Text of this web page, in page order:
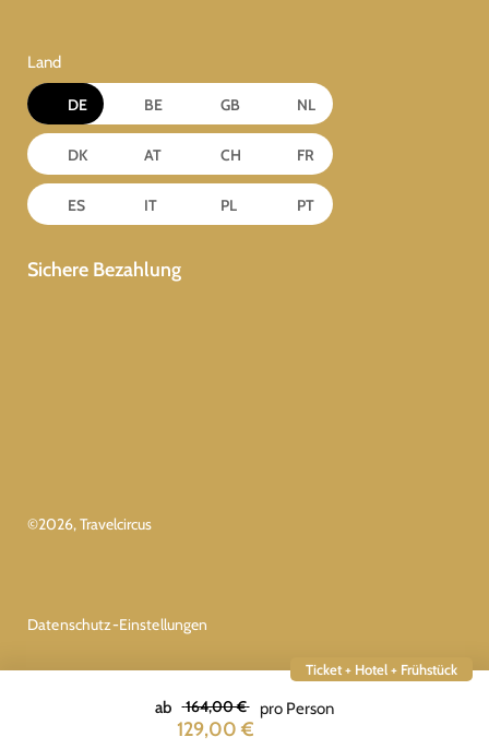
Ticket + Hotel + Frühstück
ab 164,00 €
129,00 €
pro Person
Land
DE BE GB NL
DK AT CH FR
ES IT PL PT
Sichere Bezahlung
©2026, Travelcircus
Datenschutz-Einstellungen